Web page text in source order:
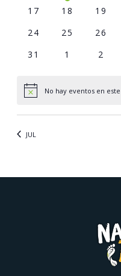
17
18 19
24
25 26
31
1 2
Notice No hay eventos en este
JUL